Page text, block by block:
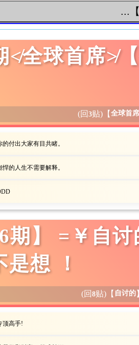
...
≮全球首席≯
(回 3贴)【 全球首席
的付出大家有目共睹。
悍的人生不需要解释。
期】 =￥自
想 ！
(回 8贴)【 自讨的
顶高手!